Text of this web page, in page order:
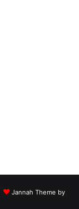
Jannah Theme by